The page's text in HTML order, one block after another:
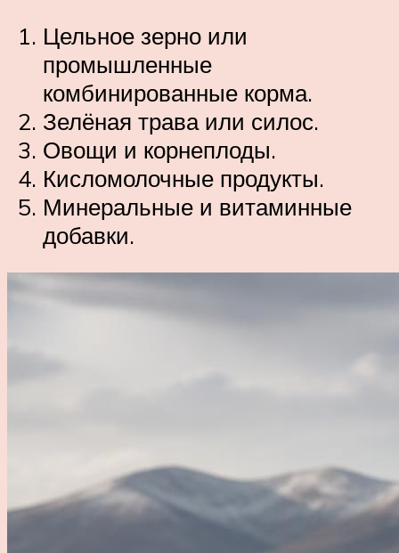
Цельное зерно или
промышленные
комбинированные корма.
Зелёная трава или силос.
Овощи и корнеплоды.
Кисломолочные продукты.
Минеральные и витаминные
добавки.